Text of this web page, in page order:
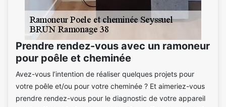
Prendre rendez-vous avec un ramoneur
pour poêle et cheminée
Avez-vous l’intention de réaliser quelques projets pour
votre poêle et/ou pour votre cheminée ? Et aimeriez-vous
prendre rendez-vous pour le diagnostic de votre appareil